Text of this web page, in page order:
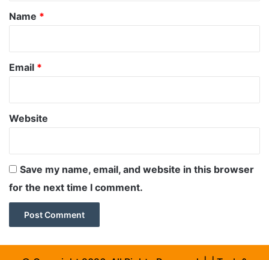
*
Name *
Email *
Website
Save my name, email, and website in this browser
for the next time I comment.